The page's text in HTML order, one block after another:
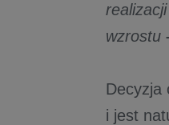
wzrostu
Decyzja
i jest